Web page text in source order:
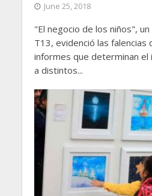
June 25, 2018
"El negocio de los niños",
T13, evidenció las falencias
informes que determinan
a distintos...